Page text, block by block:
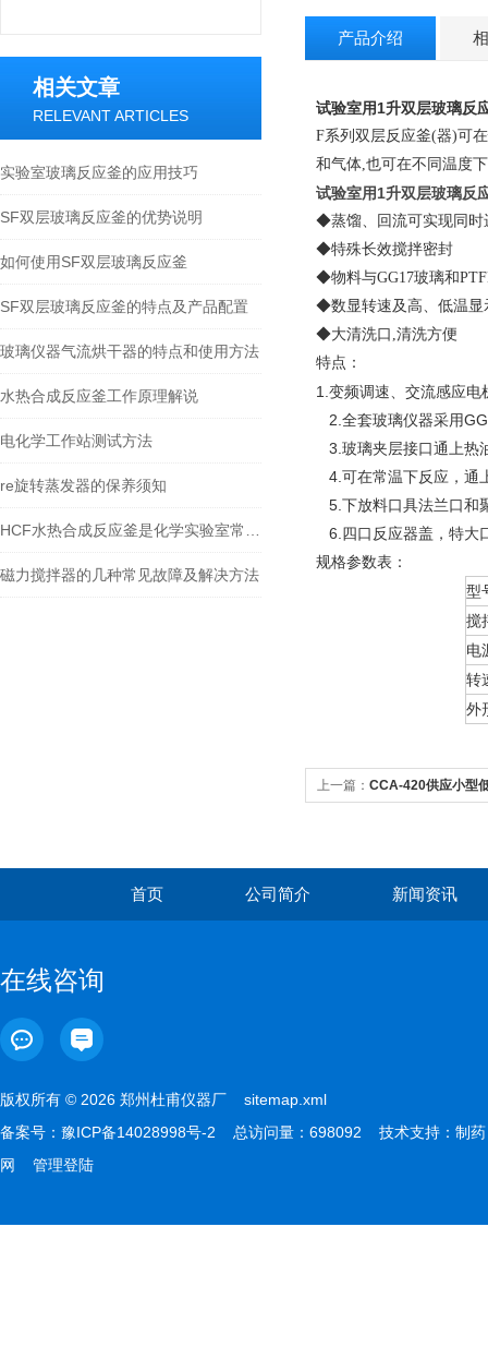
相关文章
RELEVANT ARTICLES
实验室玻璃反应釜的应用技巧
SF双层玻璃反应釜的优势说明
如何使用SF双层玻璃反应釜
SF双层玻璃反应釜的特点及产品配置
玻璃仪器气流烘干器的特点和使用方法
水热合成反应釜工作原理解说
电化学工作站测试方法
re旋转蒸发器的保养须知
磁力搅拌器的几种常见故障及解决方法
产品介绍
试验室用1升双层玻璃反
F系列双层反应釜(器)可
和气体,也可在不同温度
试验室用1升双层玻璃反
◆蒸馏、回流可实现同时
◆特殊长效搅拌密封
◆物料与GG17玻璃和
◆数显转速及高、低温显
◆大清洗口,清洗方便
特点：
1.变频调速、交流感应
2.全套玻璃仪器采用
3.玻璃夹层接口通上热
4.可在常温下反应，通
5.下放料口具法兰口和
6.四口反应器盖，特大
规格参数表：
型
搅
电
转
外
上一篇： CCA-420供应小型
首页 公司简介 新闻资讯
在线咨询
版权所有 © 2026 郑州杜甫仪器厂 sitemap.xml
备案号： 豫ICP备14028998号-2 总访问量：698092 技术支持： 制药
网
管理登陆